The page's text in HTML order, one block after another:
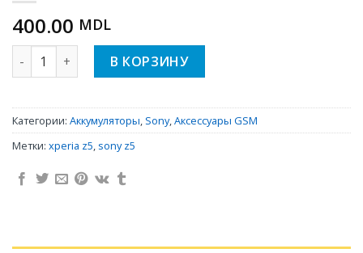
400.00 MDL
Количество Sony Xperia Z5 - Аккумуляторная батарея
В КОРЗИНУ
Категории: Аккумуляторы, Sony,Аксессуары GSM
Метки: xperia z5, sony z5